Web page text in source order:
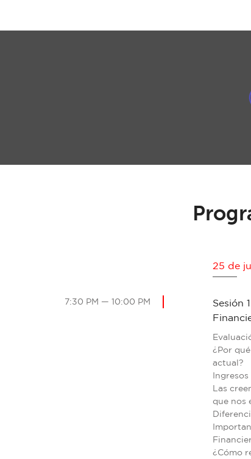
25 de
7:30 PM — 10:00 PM
Sesión
¿Por
actual?
Las
que nos
¿Cómo